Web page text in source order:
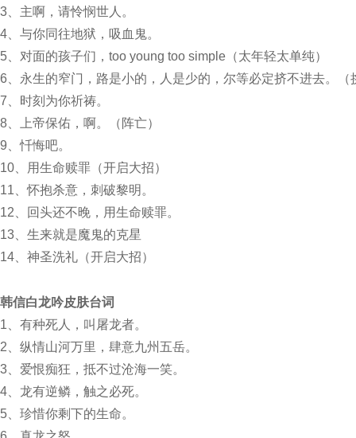
3、主啊，请怜悯世人。
4、与你同往地狱，吸血鬼。
5、对面的孩子们，too young too simple（太年轻太单纯）
6、永生的窄门，路是小的，人是少的，尔等必定挤不进去。（
7、时刻为你祈祷。
8、上帝保佑，啊。（阵亡）
9、忏悔吧。
10、用生命赎罪（开启大招）
11、怀抱杀意，刺破黎明。
12、回头还不晚，用生命赎罪。
13、生来就是魔鬼的克星
14、神圣洗礼（开启大招）
韩信白龙吟皮肤台词
1、有种死人，叫屠龙者。
2、纵情山河万里，肆意九州五岳。
3、爱恨痴狂，抵不过沧海一笑。
4、龙有逆鳞，触之必死。
5、珍惜你剩下的生命。